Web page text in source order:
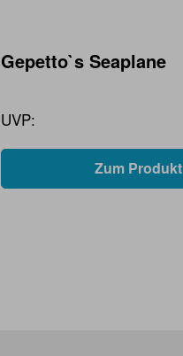
Gepetto`s Seaplane
UVP:
Zum Produkt